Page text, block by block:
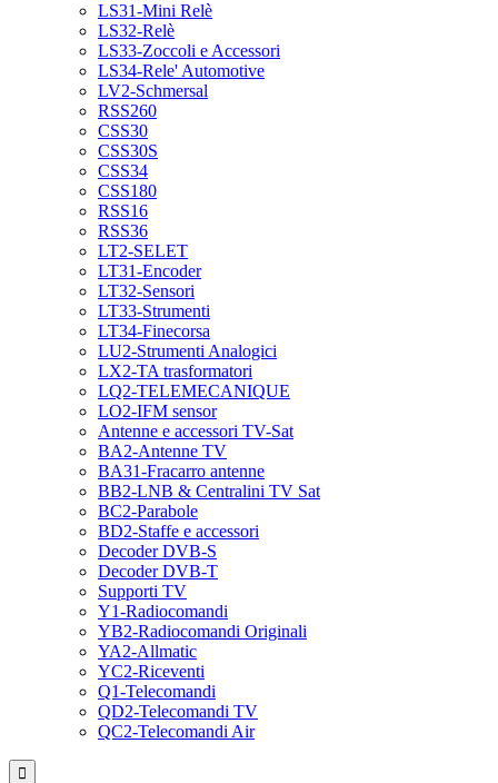
LS31-Mini Relè
LS32-Relè
LS33-Zoccoli e Accessori
LS34-Rele' Automotive
LV2-Schmersal
RSS260
CSS30
CSS30S
CSS34
CSS180
RSS16
RSS36
LT2-SELET
LT31-Encoder
LT32-Sensori
LT33-Strumenti
LT34-Finecorsa
LU2-Strumenti Analogici
LX2-TA trasformatori
LQ2-TELEMECANIQUE
LO2-IFM sensor
Antenne e accessori TV-Sat
BA2-Antenne TV
BA31-Fracarro antenne
BB2-LNB & Centralini TV Sat
BC2-Parabole
BD2-Staffe e accessori
Decoder DVB-S
Decoder DVB-T
Supporti TV
Y1-Radiocomandi
YB2-Radiocomandi Originali
YA2-Allmatic
YC2-Riceventi
Q1-Telecomandi
QD2-Telecomandi TV
QC2-Telecomandi Air
